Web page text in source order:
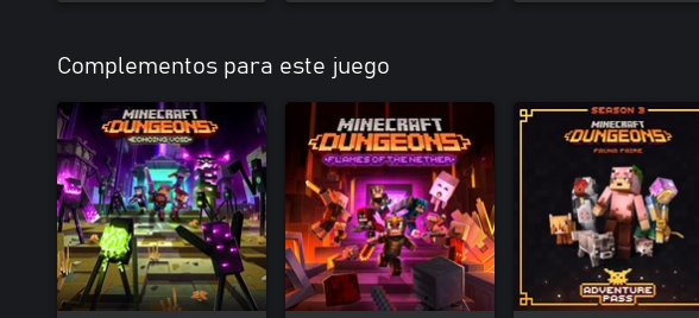
Complementos para este juego